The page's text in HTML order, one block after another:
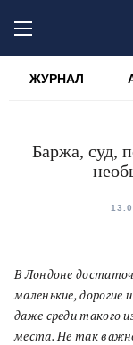
ЖУРНАЛ
Баржа, суд,
В Лондоне
маленькие, дорогие
даже среди такого
места. Не так